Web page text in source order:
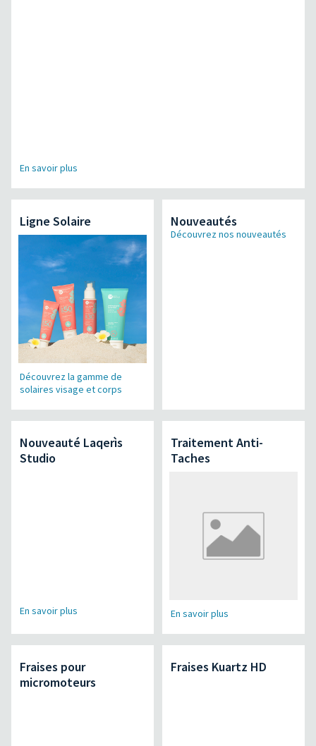
En savoir plus
Ligne Solaire
Découvrez la gamme de
solaires visage et corps
Nouveautés
Découvrez nos nouveautés
Nouveauté Laqerìs
Studio
En savoir plus
Traitement Anti-
Taches
En savoir plus
Fraises pour
micromoteurs
Fraises Kuartz HD